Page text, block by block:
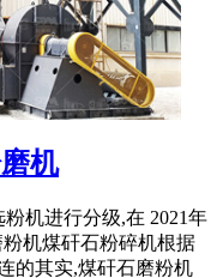
机
机进行分级,在 2021年
粉机煤矸石粉碎机根据
的其实,煤矸石磨粉机